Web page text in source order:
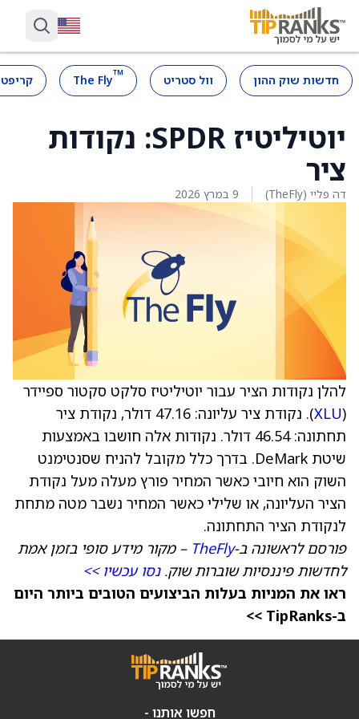
חדשות שוק ההון וול סטריט ™
The Fly
יוטיליטיז SPDR: נקודות
ציר
דה פליי (TheFly) 9 במרץ 2026
להלן נקודות הציר עבור יוטיליטיז סלקט סקטור ספיידר
(
XLU
). נקודת ציר עליונה: 47.16 דולר, נקודת ציר
תחתונה: 46.54 דולר. נקודות אלה חושבו באמצעות
שיטת DeMark. בדרך כלל מקובל להניח שסנטימנט
השוק הוא חיובי כאשר המחיר פורץ מעלה מעל נקודת
הציר העליונה, או שלילי כאשר המחיר נשבר מטה מתחת
לנקודת הציר התחתונה.
פורסם לראשונה ב-TheFly – מקור מידע סופי בזמן אמת
לחדשות פיננסיות שוברות שוק.נסו עכשיו >>
ראו את המניות בעלות הביצועים הטובים ביותר היום
ב-TipRanks >>
חפשו אותנו -